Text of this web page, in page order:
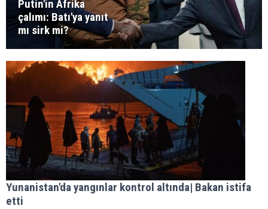
Putin'in Afrika
çalımı: Batı'ya yanıt
mı sirk mi?
Yunanistan'da yangınlar kontrol altında| Bakan istifa
etti